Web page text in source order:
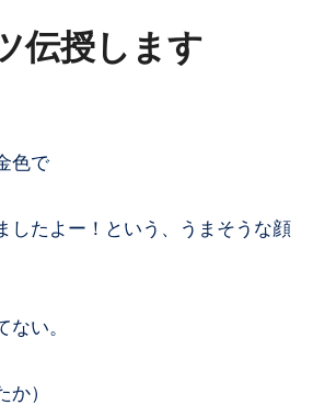
伝授します
色で
したよー！という、うまそうな顔
い。
か）